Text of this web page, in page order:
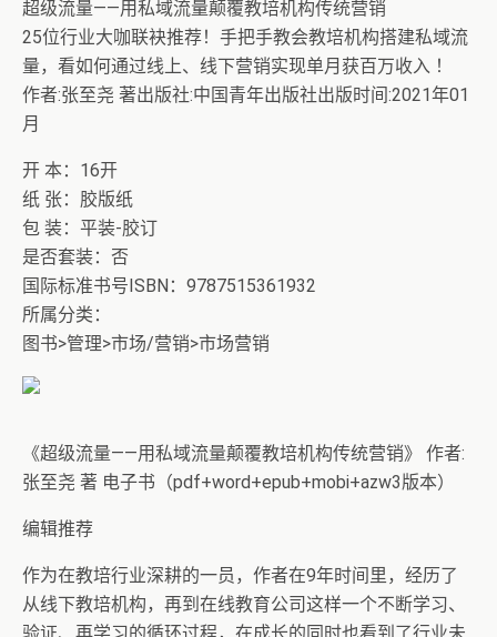
超级流量——用私域流量颠覆教培机构传统营销
25位行业大咖联袂推荐！手把手教会教培机构搭建私域流
量，看如何通过线上、线下营销实现单月获百万收入 ！
作者:张至尧 著出版社:中国青年出版社出版时间:2021年01
月
开 本：16开
纸 张：胶版纸
包 装：平装-胶订
是否套装：否
国际标准书号ISBN：9787515361932
所属分类：
图书>管理>市场/营销>市场营销
《超级流量——用私域流量颠覆教培机构传统营销》 作者:
张至尧 著 电子书（pdf+word+epub+mobi+azw3版本）
编辑推荐
作为在教培行业深耕的一员，作者在9年时间里，经历了
从线下教培机构，再到在线教育公司这样一个不断学习、